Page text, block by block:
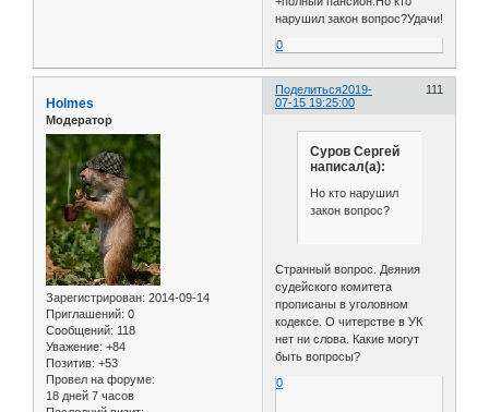
нарушил закон вопрос?Удачи!
0
Поделиться 111
2019-
07-15 19:25:00
Holmes
Модератор
Зарегистрирован: 2014-09-14
Приглашений: 0
Сообщений: 118
Уважение: +84
Позитив: +53
Провел на форуме:
18 дней 7 часов
Cуров Сергей
написал(а):
Но кто нарушил
закон вопрос?
Странный вопрос. Деяния
судейского комитета
прописаны в уголовном
кодексе. О читерстве в УК
нет ни слова. Какие могут
быть вопросы?
0